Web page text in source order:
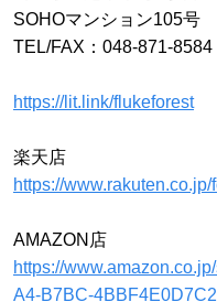
SOHOマンション105号
TEL/FAX：048-871-8584
https://lit.link/flukeforest
楽天店
https://www.rakuten.co.jp/
AMAZON店
https://
A4-B7BC-